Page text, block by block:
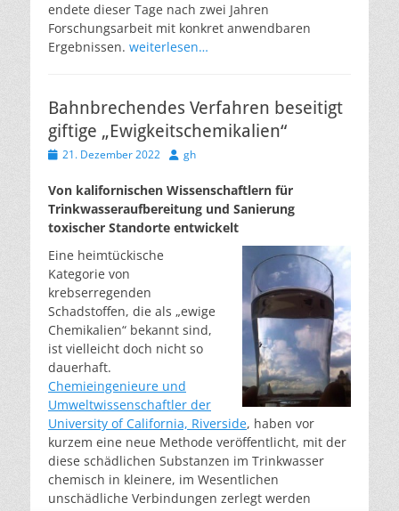
endete dieser Tage nach zwei Jahren
Forschungsarbeit mit konkret anwendbaren
Ergebnissen. weiterlesen…
Bahnbrechendes Verfahren beseitigt
giftige „Ewigkeitschemikalien“
Veröffentlicht
21. Dezember 2022 Autor
gh
Von kalifornischen Wissenschaftlern für
Trinkwasseraufbereitung und Sanierung
toxischer Standorte entwickelt
Eine heimtückische
Kategorie von
krebserregenden
Schadstoffen, die als „ewige
Chemikalien“ bekannt sind,
ist vielleicht doch nicht so
dauerhaft.
Chemieingenieure und
Umweltwissenschaftler der
University of California, Riverside, haben vor
kurzem eine neue Methode veröffentlicht, mit der
diese schädlichen Substanzen im Trinkwasser
chemisch in kleinere, im Wesentlichen
unschädliche Verbindungen zerlegt werden